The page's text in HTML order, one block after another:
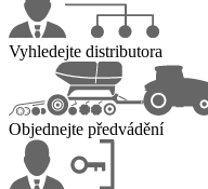
Vyhledejte distributora
Objednejte předvádění